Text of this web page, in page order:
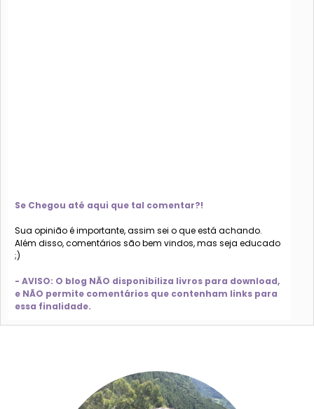
Se Chegou até aqui que tal comentar?!
Sua opinião é importante, assim sei o que está achando.
Além disso, comentários são bem vindos, mas seja educado
;)
- AVISO: O blog NÃO disponibiliza livros para download,
e NÃO permite comentários que contenham links para
essa finalidade.